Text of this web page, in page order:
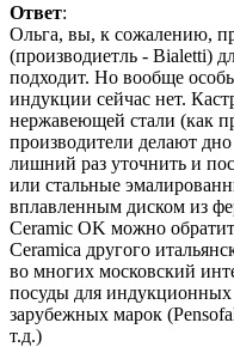
Ответ:
Ольга, вы, к сожалению,
(производиетль - Bialetti)
подходит. Но вообще
индукции сейчас нет.
нержавеющей стали (как
производители делают
лишний раз уточнить и
или стальные
вплавленным диском из
Ceramic OK можно
Ceramica другого
во многих московский
посуды для индукционных
зарубежных марок
т.д.)